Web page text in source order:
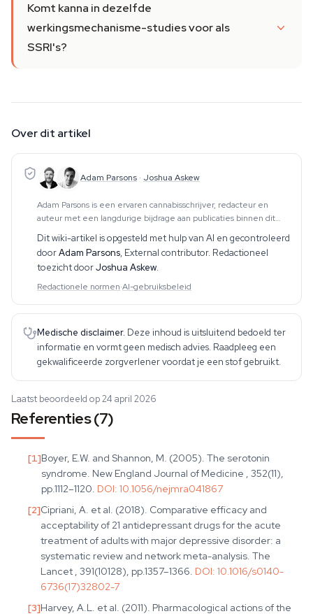
Komt kanna in dezelfde
werkingsmechanisme-studies voor als
SSRI's?
Over dit artikel
Adam Parsons · Joshua Askew
Adam Parsons is een ervaren cannabisschrijver, redacteur en
auteur met een langdurige bijdrage aan publicaties binnen dit
aanverwante onderwerpen. Hij produce
Dit wiki-artikel is opgesteld met hulp van AI en gecontroleerd
doorAdam Parsons, External contributor. Redactioneel
toezicht doorJoshua Askew.
Redactionele normen·AI-gebruiksbeleid
Medische disclaimer. Deze inhoud is uitsluitend bedoeld ter
informatie en vormt geen medisch advies. Raadpleeg een
gekwalificeerde zorgverlener voordat je een stof gebruikt.
Laatst beoordeeld op 24 april 2026
Referenties (7)
[1]Boyer, E.W. and Shannon, M. (2005). The serotonin
syndrome. New England Journal of Medicine , 352(11),
pp.1112–1120. DOI: 10.1056/nejmra041867
[2]Cipriani, A. et al. (2018). Comparative efficacy and
acceptability of 21 antidepressant drugs for the acute
treatment of adults with major depressive disorder: a
systematic review and network meta-analysis. The
Lancet , 391(10128), pp.1357–1366. DOI: 10.1016/s0140-
6736(17)32802-7
[3]Harvey, A.L. et al. (2011). Pharmacological actions of the